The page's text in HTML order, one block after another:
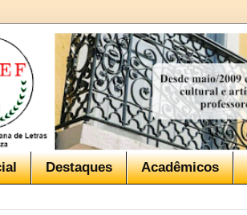
Destaques Acadêmicos